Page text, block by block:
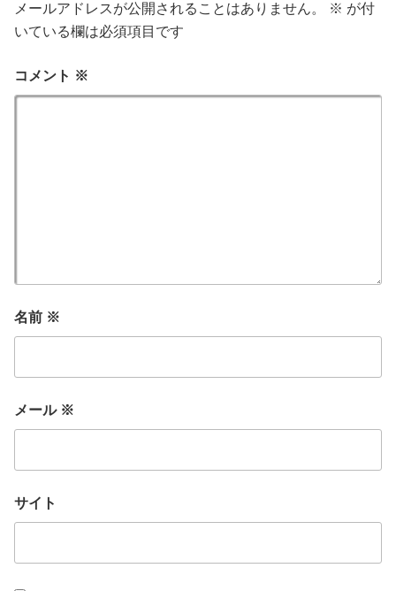
メールアドレスが公開されることはありません。 ※ が付
いている欄は必須項目です
コメント ※
名前 ※
メール ※
サイト